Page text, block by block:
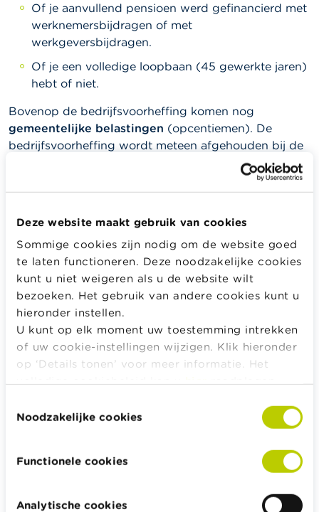
Deze website maakt gebruik van cookies
Sommige cookies zijn nodig om de website goed
te laten functioneren. Deze noodzakelijke cookies
kunt u niet weigeren als u de website wilt
bezoeken. Het gebruik van andere cookies kunt u
hieronder instellen.
U kunt op elk moment uw toestemming intrekken
of uw cookie-instellingen wijzigen. Klik hieronder
op ‘Details tonen’ voor meer informatie. Het
Noodzakelijke cookies
Functionele cookies
Analytische cookies
Of je aanvullend pensioen werd gefinancierd met
werknemersbijdragen of met
werkgeversbijdragen.
Of je een volledige loopbaan (45 gewerkte jaren)
hebt of niet.
Bovenop de bedrijfsvoorheffing komen nog
gemeentelijke belastingen (opcentiemen). De
bedrijfsvoorheffing wordt meteen afgehouden bij de
uitbetaling van je aanvullend pensioenkapitaal. In de
praktijk zal de pensioeninstelling bij het uitbetalen
van het kapitaal 16,66 % bedrijfsvoorheffing afhouden
om reeds rekening te houden met de gemeentelijke
opcentiemen. De definitieve aanslag wordt bepaald
op basis van je belastingaangifte voor het jaar waarin
je je aanvullend pensioenkapitaal ontving.
Als je je aanvullend pensioen als een
kapitaal ontvangt, kan je er steeds voor kiezen om
het te latenomzetten in een rente. Dan wordt het
voor de belastingen nog iets ingewikkelder.
Eerst wordt het kapitaal belast zoals hiervoor
beschreven. Daarna moet je jaarlijks een roerende
voorheffing van 30 % betalen op 3 % van het netto-